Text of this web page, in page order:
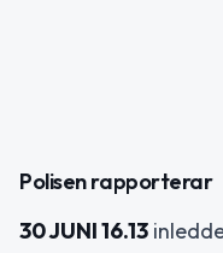
Polisen rapporterar
30 JUNI 16.13